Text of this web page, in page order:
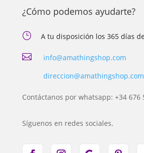
¿Cómo podemos ayudarte?
} A tu disposición los 365 días

info@amathingshop.com
direccion@amathingshop.com
Contáctanos por whatsapp: +34 676
Síguenos en redes sociales.